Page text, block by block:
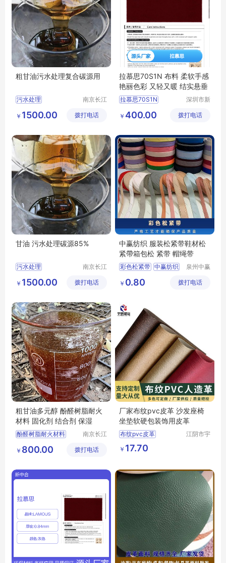
粗甘油污水处理复合碳源用
污水处理
污水处理行情
南京长江
科技有限
￥ 1500.00 拨打电话
拉慕思70S1N 布料 柔软手感
艳丽色彩 又轻又暖 结实悬垂
拉慕思70S1N
LAMOUS70S1N布料批发
深圳市新
链有限公
￥ 400.00 拨打电话
甘油 污水处理碳源85%
污水处理
污水处理行情
南京长江
科技有限
￥ 1500.00 拨打电话
中赢纺织 服装松紧带鞋材松
紧帶箱包松 紧带 帽绳带
彩色松紧带 中赢纺织
彩色针织松紧带
泉州中赢
有限公司
￥ 0.80 拨打电话
粗甘油多元醇 酚醛树脂耐火
材料 固化剂 结合剂 保湿
酚醛树脂耐火材料
酚醛树脂耐火材料行情
南京长江
科技有限
￥ 800.00 拨打电话
厂家布纹pvc皮革 沙发座椅
坐垫软硬包装饰用皮革
布纹pvc皮革
江阴市宇
￥ 17.70